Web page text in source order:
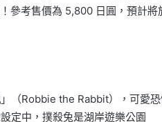
參考售價為 5,800 日圓，預計將
」（Robbie the Rabbit），可愛
定中，撲殺兔是湖岸遊樂公園